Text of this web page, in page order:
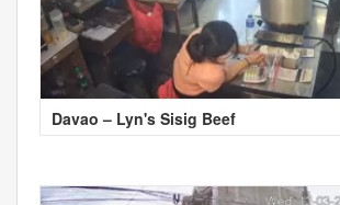
Davao – Lyn's Sisig Beef